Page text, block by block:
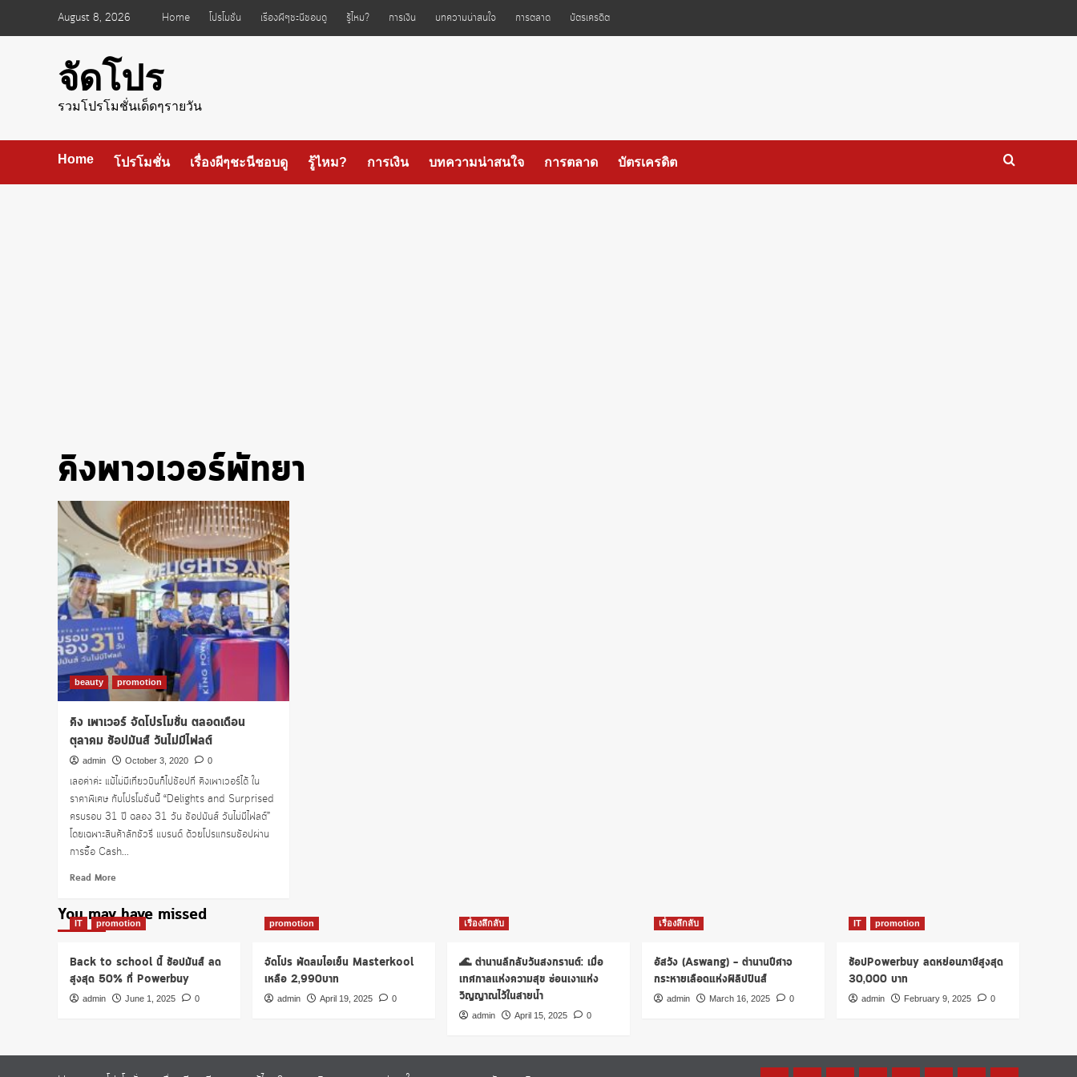
August 8, 2026 Home โปรโมชั่น เรื่องผีๆชะนีชอบดู รู้ไหม? การเงิน บทความน่าสนใจ การตลาด บัตรเครดิต
จัดโปร
รวมโปรโมชั่นเด็ดๆรายวัน
Home โปรโมชั่น เรื่องผีๆชะนีชอบดู รู้ไหม? การเงิน บทความน่าสนใจ การตลาด บัตรเครดิต
คิงพาวเวอร์พัทยา
beauty promotion
คิง เพาเวอร์ จัดโปรโมชั่น ตลอดเดือน
ตุลาคม ช้อปมันส์ วันไม่มีไฟลต์
admin October 3, 2020 0
เลอค่าค่ะ แม้ไม่มีเที่ยวบินก็ไปช้อปที่ คิงเพาเวอร์ได้ ใน
ราคาพิเศษ กับโปรโมชั่นนี้ “Delights and Surprised
ครบรอบ 31 ปี ฉลอง 31 วัน ช้อปมันส์ วันไม่มีไฟลต์”
โดยเฉพาะสินค้าลักชัวรี่ แบรนด์ ด้วยโปรแกรมช้อปผ่าน
การซื้อ Cash...
Read More
about
คิง
จัด
โปร
โม
ตุลาคม
ช้อ
You may have missed
IT promotion
Back to school นี้ ช้อปมันส์ ลด
สูงสุด 50% ที่ Powerbuy
admin June 1, 2025 0
promotion
จัดโปร พัดลมไอเย็น Masterkool
เหลือ 2,990บาท
admin April 19, 2025 0
เรื่องลึกลับ
🌊 ตำนานลึกลับวันสงกรานต์: เมื่อ
เทศกาลแห่งความสุข ซ่อนเงาแห่ง
วิญญาณไว้ในสายน้ำ
admin April 15, 2025 0
เรื่องลึกลับ
อัสวัง (Aswang) – ตำนานปีศาจ
กระหายเลือดแห่งฟิลิปปินส์
admin March 16, 2025 0
IT promotion
ช้อปPowerbuy ลดหย่อนภาษีสูงสุด
30,000 บาท
admin February 9, 2025 0